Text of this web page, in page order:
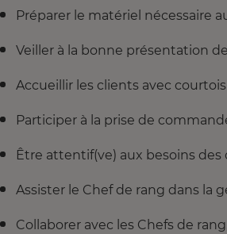
Préparer le matériel nécessaire
Veiller à la bonne présentation
Accueillir les clients avec
Participer à la prise de
Être attentif(ve) aux besoins
Assister le Chef de rang dans la
Collaborer avec les Chefs de